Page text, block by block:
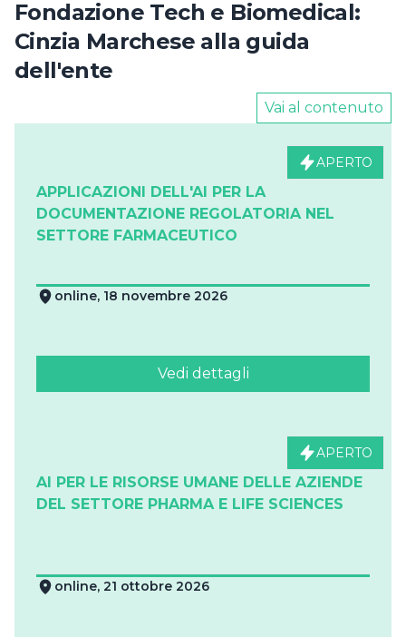
Fondazione Tech e Biomedical:
Cinzia Marchese alla guida
dell'ente
Vai al contenuto
APERTO
APPLICAZIONI DELL'AI PER LA
DOCUMENTAZIONE REGOLATORIA NEL
SETTORE FARMACEUTICO
online, 18 novembre 2026
Vedi dettagli
APERTO
AI PER LE RISORSE UMANE DELLE AZIENDE
DEL SETTORE PHARMA E LIFE SCIENCES
online, 21 ottobre 2026